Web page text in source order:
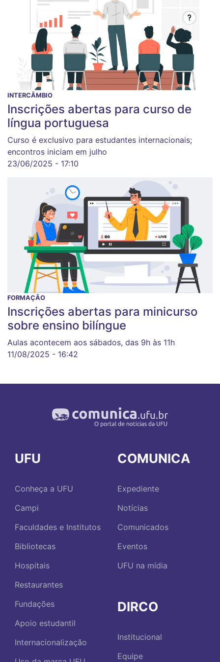
INTERCÂMBIO
Inscrições abertas para curso de
língua portuguesa
Curso é exclusivo para estudantes internacionais;
encontros iniciam em julho
23/06/2025 - 17:10
FORMAÇÃO
Inscrições abertas para minicurso
sobre ensino bilíngue
Aulas acontecem aos sábados, das 9h às 11h
11/08/2025 - 16:42
UFU
Conheça a UFU
Campi
Faculdades e Institutos
Bibliotecas
Hospitais
Restaurantes
Fundações
Apoio estudantil
Internacionalização
COMUNICA
Expediente
Notícias
Comunicados
Eventos
UFU na mídia
DIRCO
Institucional
Equipe